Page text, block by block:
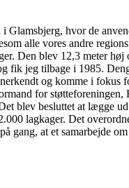
Glamsbjerg, hvor de
alle vores andre
Den blev 12,3 meter
jeg tilbage i 1985.
og komme i
for
blev besluttet at lægge
lagkager. Det
gang, at et samarbejde